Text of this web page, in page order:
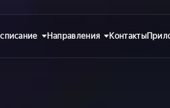
Направления Контакты